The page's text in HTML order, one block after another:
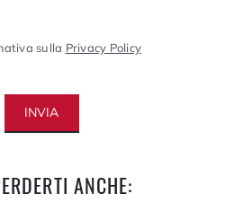
sulla Privacy Policy
INVIA
ANCHE: